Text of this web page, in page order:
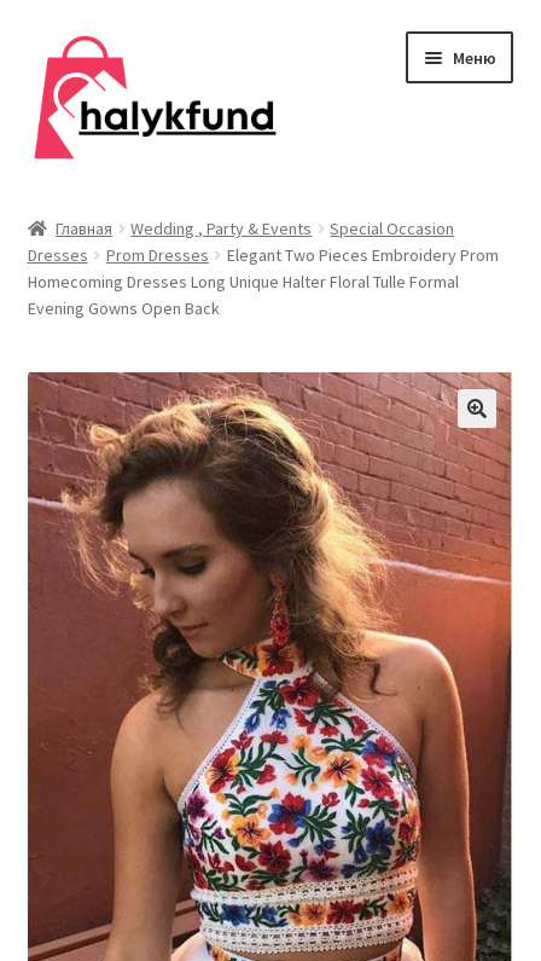
Перейти
навигации
Перейти
содержимому
Меню
меню
Главная
Контакты
Дом и сад
меню
Одежда
меню
Публикации
Главная Wedding , Party & Events
Special Occasion
Dresses
Prom Dresses
Elegant Two Pieces Embroidery Prom
Homecoming Dresses Long Unique Halter Floral Tulle Formal
Evening Gowns Open Back